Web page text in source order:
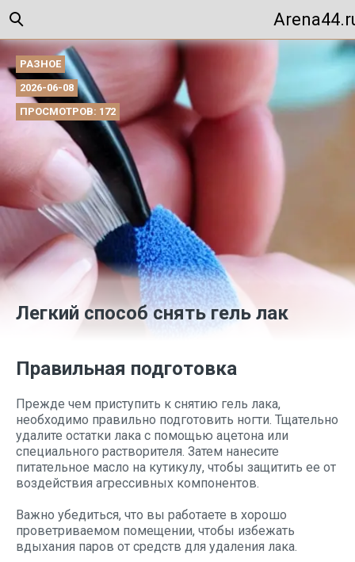
РАЗНОЕ
2026-06-08
ПРОСМОТРОВ: 172
Легкий способ снять гель лак
Правильная подготовка
Прежде чем приступить к снятию гель лака,
необходимо правильно подготовить ногти. Тщательно
удалите остатки лака с помощью ацетона или
специального растворителя. Затем нанесите
питательное масло на кутикулу, чтобы защитить ее от
воздействия агрессивных компонентов.
Важно убедиться, что вы работаете в хорошо
проветриваемом помещении, чтобы избежать
вдыхания паров от средств для удаления лака.